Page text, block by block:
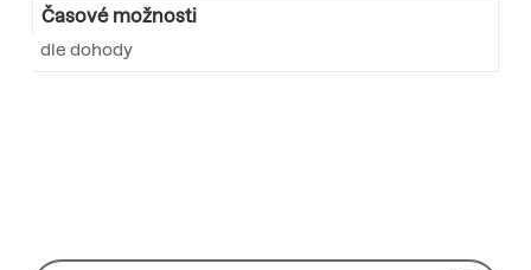
Časové možnosti
dle dohody